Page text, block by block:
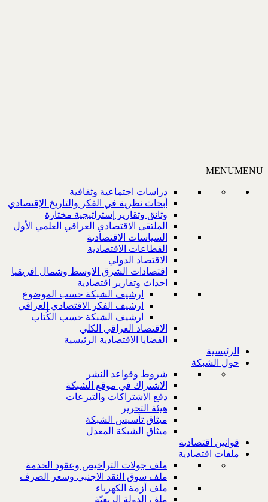
MENUMENU
دراسات اجتماعية وثقافية
أبحاث نظرية في الفكر والتاريخ الإقتصادي
وثائق وتقارير إستراتيجية مختارة
الملتقى الاقتصادي العراقي العلمي الأول
السياسات الاقتصادية
القطاعات الاقتصادية
الاقتصاد الدولي
اقتصادات الشرق الاوسط وشمال افريقيا
احداث وتقارير اقتصادية
ارشيف الشبكة حسب الموضوع
ارشيف الفكر الاقتصادي العراقي
ارشيف الشبكة حسب الكُتاب
الاقتصاد العراقي الكلي
القضايا الاقتصادية الرئيسية
الرئيسية
حول الشبكة
شروط وقواعد النشر
الاشتراك في موقع الشبكة
دفع الاشتراكات والتبرعات
هيئة التحرير
ميثاق تأسيس الشبكة
ميثاق الشبكة المعدل
قوانين اقتصادية
ملفات اقتصادية
ملف جولات التراخيص وعقود الخدمة
ملف سوق النقد الاجنبي وسعر الصرف
ملف أزمة الكهرباء
ملف الدولة الريعيّة